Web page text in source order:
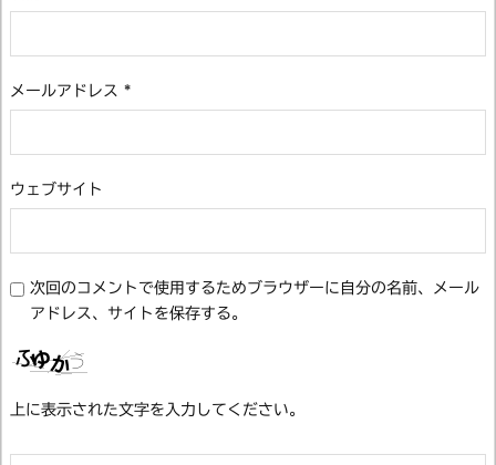
メールアドレス *
ウェブサイト
次回のコメントで使用するためブラウザーに自分の名前、メール
アドレス、サイトを保存する。
上に表示された文字を入力してください。